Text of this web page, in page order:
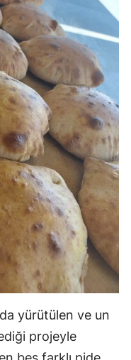
Bartın
Ardahan
Iğdır
Yalova
Karabük
Kilis
Osmaniye
Düzce
yürütülen ve un
projeyle